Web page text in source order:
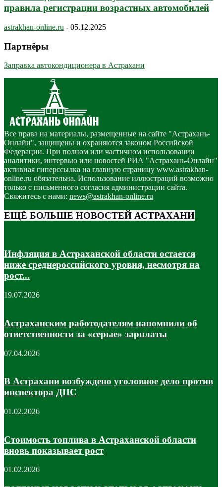
правила регистрации возрастных автомобилей
astrakhan-online.ru - 05.12.2025
Партнёры
Заправка автокондиционера в Астрахани
Все права на материалы, размещенные на сайте "Астрахань-
Онлайн", защищены и охраняются законом Российской
Федерации. При полном или частичном использовании
аналитики, интервью или новостей РИА "Астрахань-Онлайн"
активная гиперссылка на главную страницу www.astrakhan-
online.ru обязательна. Использование иллюстраций возможно
только с письменного согласия администрации сайта.
Свяжитесь с нами: news@astrakhan-online.ru
ЕЩЁ БОЛЬШЕ НОВОСТЕЙ АСТРАХАНИ
Инфляция в Астраханской области остается
ниже среднероссийского уровня, несмотря на
рост...
19.07.2026
Астраханским работодателям напомнили об
ответственности за «серые» зарплаты
07.04.2026
В Астрахани возбуждено уголовное дело против
инспектора ДПС
01.02.2026
Стоимость топлива в Астраханской области
вновь показывает рост
01.02.2026